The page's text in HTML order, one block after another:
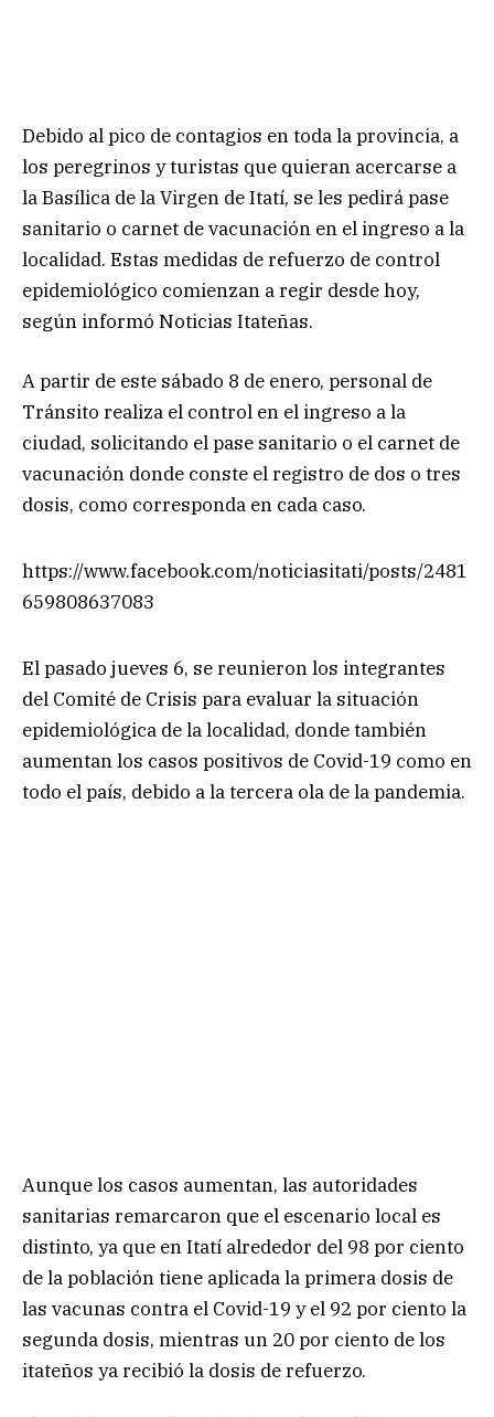
Debido al pico de contagios en toda la provincia, a
los peregrinos y turistas que quieran acercarse a
la Basílica de la Virgen de Itatí, se les pedirá pase
sanitario o carnet de vacunación en el ingreso a la
localidad. Estas medidas de refuerzo de control
epidemiológico comienzan a regir desde hoy,
según informó Noticias Itateñas.
A partir de este sábado 8 de enero, personal de
Tránsito realiza el control en el ingreso a la
ciudad, solicitando el pase sanitario o el carnet de
vacunación donde conste el registro de dos o tres
dosis, como corresponda en cada caso.
https://www.facebook.com/noticiasitati/posts/2481
659808637083
El pasado jueves 6, se reunieron los integrantes
del Comité de Crisis para evaluar la situación
epidemiológica de la localidad, donde también
aumentan los casos positivos de Covid-19 como en
todo el país, debido a la tercera ola de la pandemia.
Aunque los casos aumentan, las autoridades
sanitarias remarcaron que el escenario local es
distinto, ya que en Itatí alrededor del 98 por ciento
de la población tiene aplicada la primera dosis de
las vacunas contra el Covid-19 y el 92 por ciento la
segunda dosis, mientras un 20 por ciento de los
itateños ya recibió la dosis de refuerzo.